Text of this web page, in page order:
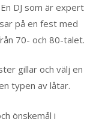
DJ som är expert
på en fest med
70- och 80-talet.
gillar och välj en
typen av låtar.
önskemål i